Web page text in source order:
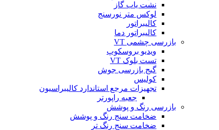
نشت یاب گاز
لوکس متر نورسنج
کالیبراتور
کالیبراتور دما
بازرسی چشمی VT
ویدیو بروسکوپ
تست بلوک VT
گیج بازرسی جوش
کولیس
تجهیزات مرجع استاندارد کالیبراسیون
جعبه راپورتر
بازرسی رنگ و پوشش
ضخامت سنج رنگ و پوشش
ضخامت سنج رنگ تر